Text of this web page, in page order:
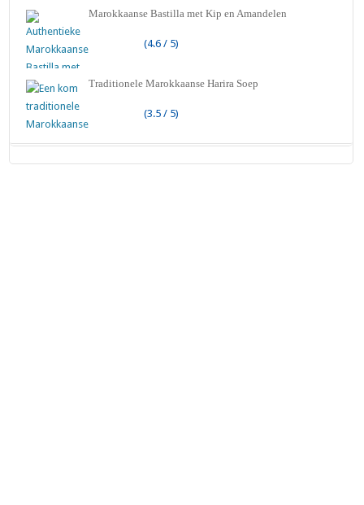
Marokkaanse Bastilla met Kip en Amandelen
(4.6 / 5)
Traditionele Marokkaanse Harira Soep
(3.5 / 5)